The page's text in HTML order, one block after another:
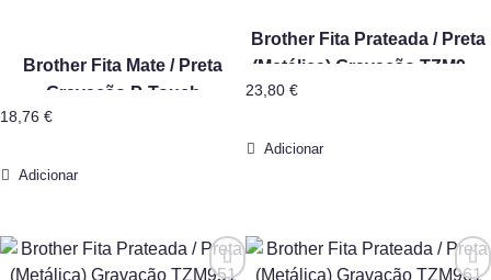
Brother Fita Mate / Preta
Gravação P-Touch
PT500/PT8E/PT2000/PT3000/PT5000
18,76 €
Adicionar
Brother Fita Prateada / Preta
(Metálica) Gravação TZM931
23,80 €
Adicionar